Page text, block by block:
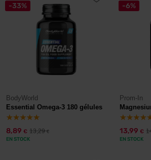
-33%
BodyWorld
Essential Omega-3 180 gélules
8,89 € 13,29€
EN STOCK
-6%
Prom-In
13,99 €
EN STOCK